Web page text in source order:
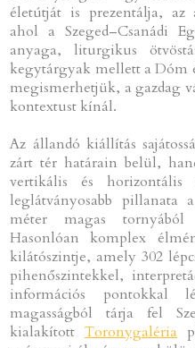
életútját is prezentálja, az
ahol a Szeged–Csanádi
anyaga, liturgikus
kegytárgyak mellett a Dóm
megismerhetjük, a gazdag
kontextust kínál.
Az állandó kiállítás
zárt tér határain belül,
vertikális és
leglátványosabb
méter magas
Hasonlóan komplex
kilátószintje, amely 302
pihenőszintekkel,
információs pontokkal
magasságból tárja fel
kialakított Toronygaléria